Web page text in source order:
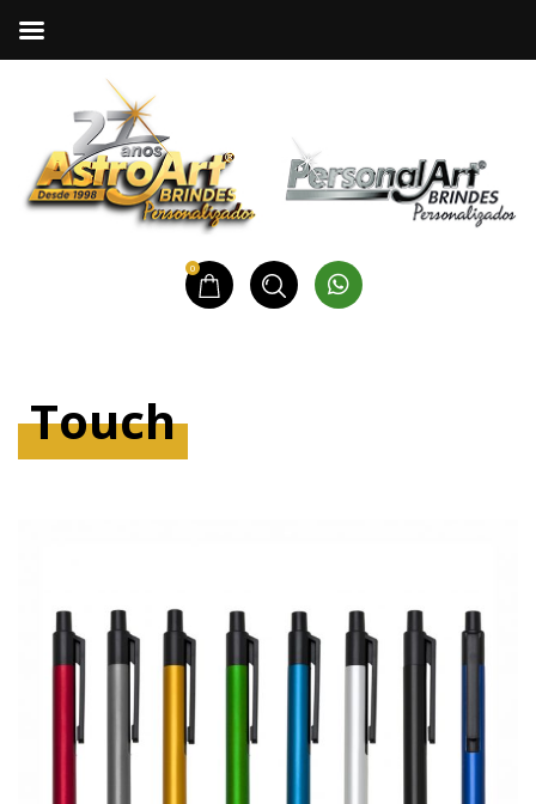
0
Touch